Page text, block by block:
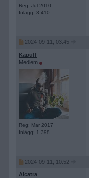
Reg: Jul 2010
Inlägg: 3 410
2024-09-11, 03:45
Kapuff
Medlem
Reg: Mar 2017
Inlägg: 1 398
2024-09-11, 10:52
Alcatra